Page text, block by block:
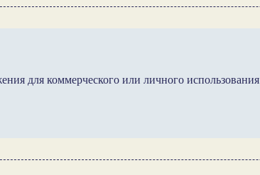
для коммерческого или личного использования